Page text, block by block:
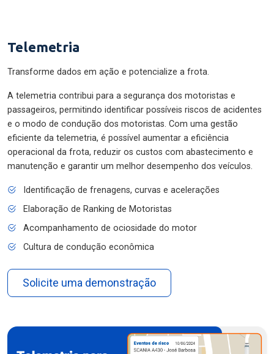
Telemetria
Transforme dados em ação e potencialize a frota.
A telemetria contribui para a segurança dos motoristas e
passageiros, permitindo identificar possíveis riscos de acidentes
e o modo de condução dos motoristas. Com uma gestão
eficiente da telemetria, é possível aumentar a eficiência
operacional da frota, reduzir os custos com abastecimento e
manutenção e garantir um melhor desempenho dos veículos.
Identificação de frenagens, curvas e acelerações
Elaboração de Ranking de Motoristas
Acompanhamento de ociosidade do motor
Cultura de condução econômica
Solicite uma demonstração